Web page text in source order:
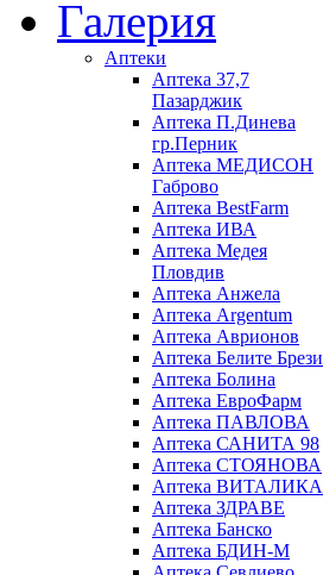
Галерия
Аптеки
Аптека 37,7
Пазарджик
Aптека П.Динева
гр.Перник
Аптека МЕДИСОН
Габрово
Аптека BestFarm
Аптека ИВА
Аптека Медея
Пловдив
Аптека Анжела
Аптека Argentum
Аптека Аврионов
Аптека Белите Брези
Аптека Болина
Аптека ЕвроФарм
Аптека ПАВЛОВА
Аптека САНИТА 98
Аптека СТОЯНОВА
Аптека ВИТАЛИКА
Аптека ЗДРАВЕ
Аптека Банско
Аптека БДИН-М